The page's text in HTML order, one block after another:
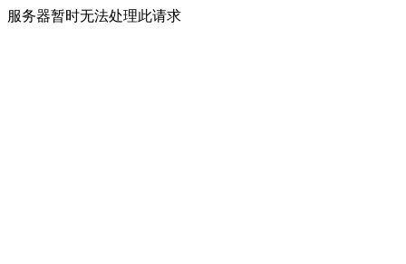
服务器暂时无法处理此请求